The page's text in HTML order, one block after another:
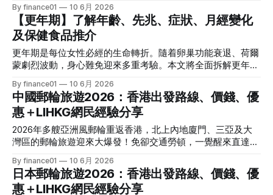
組輔助帶狀疱疹疫苗（Shingrix / 欣剋疹）」。 兩者在保護
率、針數及適用人群上有著決定性的分別： 比較項目新一代
蛇針：Shingrix（欣剋疹）舊一代蛇針：Zostavax（康柏苗）
接種針數共 2 針（兩針需相隔 2 - 6 個月）僅需 1 針50歲或以
上保護率�
頂樑柱突然變得無故發脾氣、體力大不如前、甚至對凡事失去
興趣，這未必是自私或變心，而是身體正在發出求救訊號！
隱形的身心滑梯：男人更年期幾多歲開始？ 與女性更年期有
著明確的「停經」界線不同，男人的更年期是一場「靜悄悄的
游擊戰」。 女性的雌激素通常在五十歲左右呈現斷崖式下
跌；而男性的主要性荷爾蒙——睾丸素（雄激素），則是從
30歲 開始，每年以大約 1% 至 2% 的速度極其緩慢地遞減。 1.
黃金高危年齡段 一般而言，大多數男性在 40歲至55歲 之間，
體內的睾丸素水平會跌至需要發出警報的臨界點。到了 50歲
以及慢性病的疊加，更年期症狀會變得最為顯著。 2.
By finance01 10 6月 2026
【更年期】了解年齡、先兆、症狀、月經變化
及保健食品推介
更年期是每位女性必經的生命轉折。隨着卵巢功能衰退、荷爾
蒙劇烈波動，身心難免迎來多重考驗。本文將全面拆解更年期
選熱門的熟齡保健食品推介，助您重拾舒適與自信，優雅擁抱
人生的第二春！ 了解更年期的黃金年齡與三大階段 更年期
（Menopause）在醫學上並非指一個單一的時間點，而是一
個漸進的生理過渡時期。它是指女性卵巢功能從旺盛狀態逐漸
衰退，直到完全消失的轉折期。 1. 更年期的發生年齡 普遍而
言，正常女性的更年期通常發生在 45歲至55歲 之間。根據統
計，亞洲女性的平均停經年齡大約在 50歲至51歲 左右。然
而，受遺傳、生活習慣、營養狀況及情緒壓力等因素影響，個
體差異可以非常大。 * 早更（卵巢早衰）： 若在40歲以前就
By finance01 10 6月 2026
中國郵輪旅遊2026：香港出發路線、價錢、優
惠＋LIHKG網民經驗分享
2026年多艘亞洲風郵輪重返香港，北上內地廈門、三亞及大
灣區的郵輪旅遊迎來大爆發！免卻交通勞頓，一覺醒來直達內
2026 香港出發中國內地郵輪主力航線與船隊盤點 踏入2026
年，香港母港出發的郵輪市場除了傳統的日韓、東南亞路線
外，北上內地沿海城市的「國風航線」亦成為不遑多讓的流量
By finance01 10 6月 2026
日本郵輪旅遊2026：香港出發路線、價錢、優
惠＋LIHKG網民經驗分享